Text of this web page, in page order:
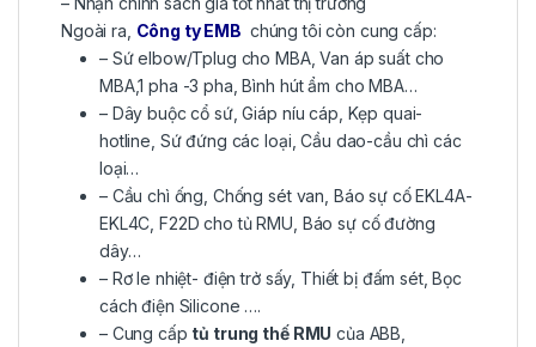
Ngoài ra, Công ty EMB chúng tôi còn cung cấp:
– Sứ elbow/Tplug cho MBA, Van áp suất cho
MBA,1 pha -3 pha, Bình hút ẩm cho MBA…
– Dây buộc cổ sứ, Giáp níu cáp, Kẹp quai-
hotline, Sứ đứng các loại, Cầu dao-cầu chì các
loại…
– Cầu chì ống, Chống sét van, Báo sự cố EKL4A-
EKL4C, F22D cho tủ RMU, Báo sự cố đường
dây…
– Rơ le nhiệt- điện trở sấy, Thiết bị đấm sét, Bọc
cách điện Silicone ….
– Cung cấp tủ trung thế RMU của ABB,